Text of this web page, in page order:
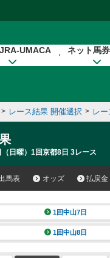
UMACA ネット馬
> レース結果 開催選択 > レ
日曜）1回京都8日 3レース
馬表 オッズ 払戻金
1回中山7日
1回中山8日